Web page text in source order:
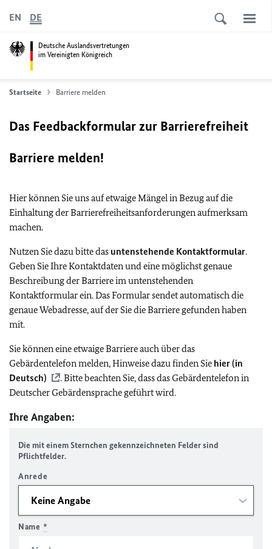
Deutsche Auslandsvertretungen
im Vereinigten Königreich
EN DE
Startseite Barriere melden
Das Feedbackformular zur Barrierefreiheit
Barriere melden!
Hier können Sie uns auf etwaige Mängel in Bezug auf die
Einhaltung der Barrierefreiheitsanforderungen aufmerksam
machen.
Nutzen Sie dazu bitte das untenstehende Kontaktformular.
Geben Sie Ihre Kontaktdaten und eine möglichst genaue
Beschreibung der Barriere im untenstehenden
Kontaktformular ein. Das Formular sendet automatisch die
genaue Webadresse, auf der Sie die Barriere gefunden haben
mit.
Sie können eine etwaige Barriere auch über das
Gebärdentelefon melden, Hinweise dazu finden Sie hier (in
Deutsch)
. Bitte beachten Sie, dass das Gebärdentelefon in
Deutscher Gebärdensprache geführt wird.
Ihre Angaben:
Die mit einem Sternchen gekennzeichneten Felder sind
Pflichtfelder.
Anrede
Name *